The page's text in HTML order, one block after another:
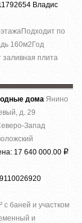
Владис
по
160м2Год
плита
дома Янино
д. 29
Запад
17 640 000.00 Р
с баней и участком
и